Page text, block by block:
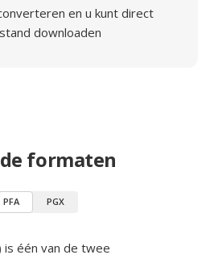
en u kunt direct
downloaden
formaten
PFA PGX
is één van de twee